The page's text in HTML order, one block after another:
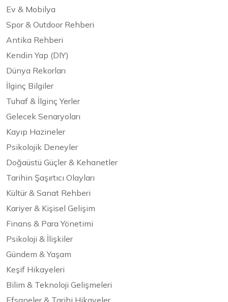
Ev & Mobilya
Spor & Outdoor Rehberi
Antika Rehberi
Kendin Yap (DIY)
Dünya Rekorları
İlginç Bilgiler
Tuhaf & İlginç Yerler
Gelecek Senaryoları
Kayıp Hazineler
Psikolojik Deneyler
Doğaüstü Güçler & Kehanetler
Tarihin Şaşırtıcı Olayları
Kültür & Sanat Rehberi
Kariyer & Kişisel Gelişim
Finans & Para Yönetimi
Psikoloji & İlişkiler
Gündem & Yaşam
Keşif Hikayeleri
Bilim & Teknoloji Gelişmeleri